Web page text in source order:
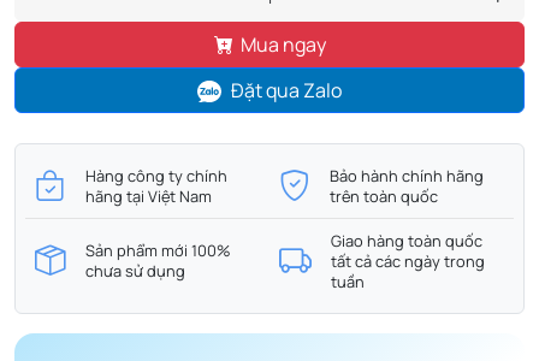
Mua ngay
Đặt qua Zalo
Hàng công ty chính
hãng tại Việt Nam
Bảo hành chính hãng
trên toàn quốc
Sản phẩm mới 100%
chưa sử dụng
Giao hàng toàn quốc
tất cả các ngày trong
tuần